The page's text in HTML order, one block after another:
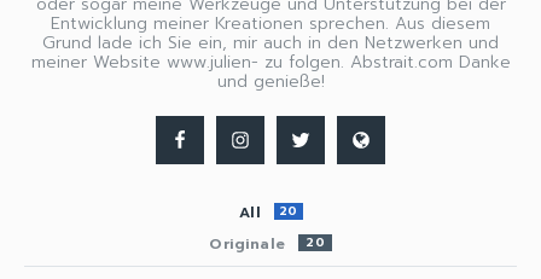
Entwicklung meiner Kreationen sprechen. Aus diesem
Grund lade ich Sie ein, mir auch in den Netzwerken und
meiner Website www.julien- zu folgen. Abstrait.com Danke
und genieße!
All 20
Originale 20